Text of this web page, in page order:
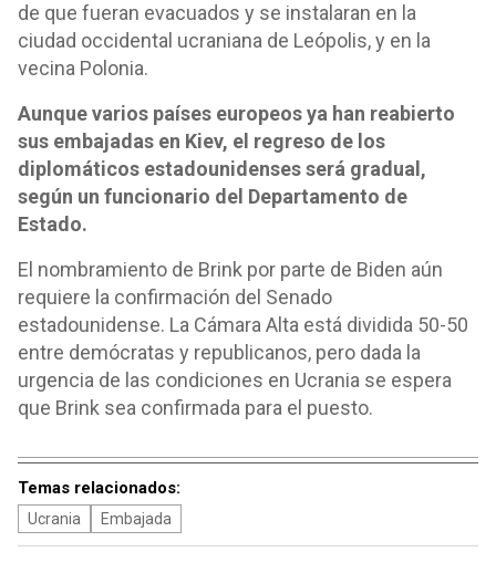
de que fueran evacuados y se instalaran en la
ciudad occidental ucraniana de Leópolis, y en la
vecina Polonia.
Aunque varios países europeos ya han reabierto
sus embajadas en Kiev, el regreso de los
diplomáticos estadounidenses será gradual,
según un funcionario del Departamento de
Estado.
El nombramiento de Brink por parte de Biden aún
requiere la confirmación del Senado
estadounidense. La Cámara Alta está dividida 50-50
entre demócratas y republicanos, pero dada la
urgencia de las condiciones en Ucrania se espera
que Brink sea confirmada para el puesto.
Temas relacionados:
Ucrania Embajada